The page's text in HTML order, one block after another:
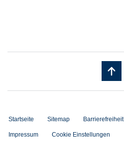
Startseite Sitemap Barrierefreiheit
Impressum Cookie Einstellungen